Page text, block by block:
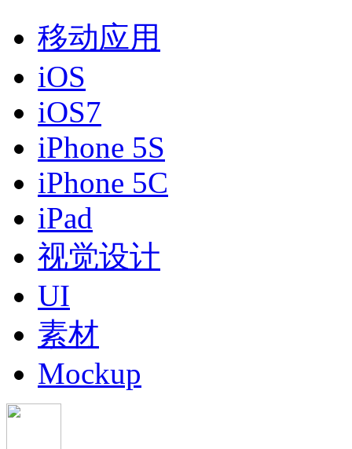
移动应用
iOS
iOS7
iPhone 5S
iPhone 5C
iPad
视觉设计
UI
素材
Mockup